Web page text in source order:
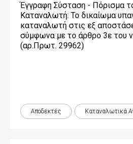
Έγγραφη Σύσταση - Πόρισμα
Καταναλωτή: Το δικαίωμα
καταναλωτή στις εξ
σύμφωνα με το άρθρο 3ε του
(αρ.Πρωτ. 29962)
Αποδεκτές Καταναλωτικά